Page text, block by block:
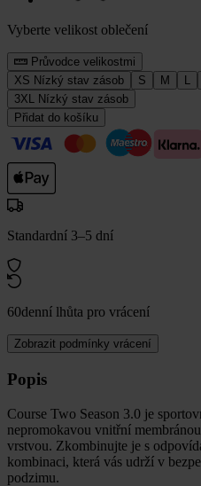
Vyberte velikost oblečení
Průvodce velikostmi
XS Nízký stav zásob S M L
3XL Nízký stav zásob
Přidat do košíku
Standardní 3–5 dní
60denní lhůta pro vrácení
Zobrazit podmínky vrácení
Popis
Course Two Season 3.0 je
nepromokavou vnitřní
vrstvou. Zkombinujte je s
kombinaci, která vás udrží v
podzimu.